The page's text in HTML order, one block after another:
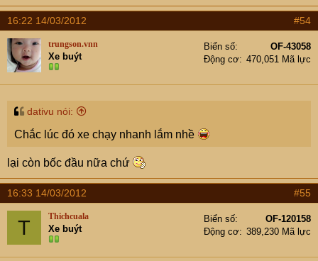
16:22 14/03/2012 #54
trungson.vnn
Xe buýt
Biển số
OF-43058
Động cơ
470,051 Mã lực
dativu nói:
Chắc lúc đó xe chạy nhanh lắm nhề
lại còn bốc đầu nữa chứ
16:33 14/03/2012 #55
T Thichcuala
Xe buýt
Biển số
OF-120158
Động cơ
389,230 Mã lực